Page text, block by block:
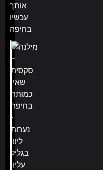
אותך
עכשיו
בחיפה